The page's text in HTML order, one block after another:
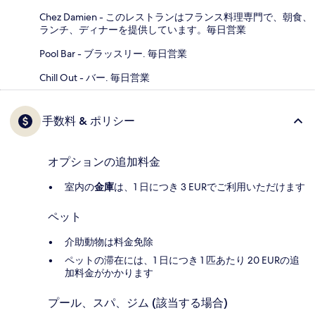
Chez Damien - このレストランはフランス料理専門で、朝食、
ランチ、ディナーを提供しています。毎日営業
Pool Bar - ブラッスリー. 毎日営業
Chill Out - バー. 毎日営業
手数料 & ポリシー
オプションの追加料金
室内の金庫は、1 日につき 3 EURでご利用いただけます
ペット
介助動物は料金免除
ペットの滞在には、1 日につき 1 匹あたり 20 EURの追
加料金がかかります
プール、スパ、ジム (該当する場合)